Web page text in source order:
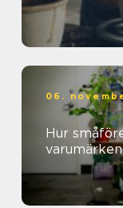
06.
Hur
varumärken